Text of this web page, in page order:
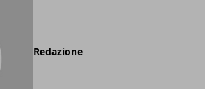
Redazione